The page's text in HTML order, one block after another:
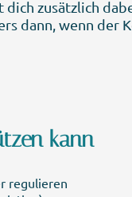
zusätzlich
dann, wenn der
kann
regulieren